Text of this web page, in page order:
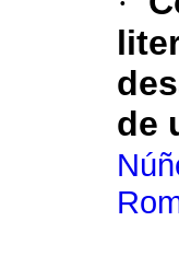
de